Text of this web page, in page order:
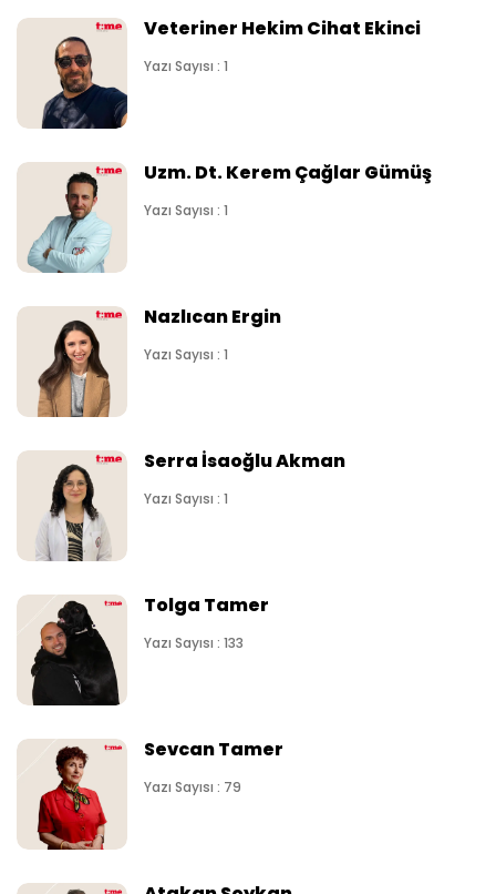
Veteriner Hekim Cihat Ekinci
Yazı Sayısı : 1
Uzm. Dt. Kerem Çağlar Gümüş
Yazı Sayısı : 1
Nazlıcan Ergin
Yazı Sayısı : 1
Serra İsaoğlu Akman
Yazı Sayısı : 1
Tolga Tamer
Yazı Sayısı : 133
Sevcan Tamer
Yazı Sayısı : 79